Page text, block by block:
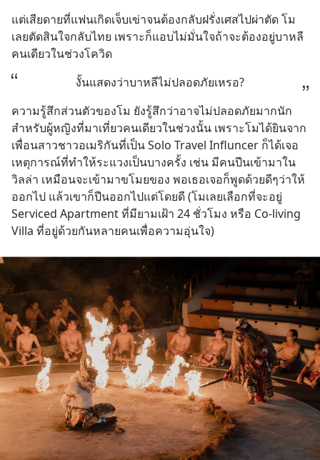
แต่เสียดายที่แฟนเกิดเจ็บเข่าจนต้องกลับฝรั่งเศสไปผ่าตัด โม
เลยตัดสินใจกลับไทย เพราะก็แอบไม่มั่นใจถ้าจะต้องอยู่บาหลี
คนเดียวในช่วงโควิด
งั้นแสดงว่าบาหลีไม่ปลอดภัยเหรอ?
ความรู้สึกส่วนตัวของโม ยังรู้สึกว่าอาจไม่ปลอดภัยมากนัก
สำหรับผู้หญิงที่มาเที่ยวคนเดียวในช่วงนั้น เพราะโมได้ยินจาก
เพื่อนสาวชาวอเมริกันที่เป็น Solo Travel Influncer ก็ได้เจอ
เหตุการณ์ที่ทำให้ระแวงเป็นบางครั้ง เช่น มีคนปีนเข้ามาใน
วิลล่า เหมือนจะเข้ามาขโมยของ พอเธอเจอก็พูดด้วยดีๆว่าให้
ออกไป แล้วเขาก็ปีนออกไปแต่โดยดี (โมเลยเลือกที่จะอยู่
Serviced Apartment ที่มียามเฝ้า 24 ชั่วโมง หรือ Co-living
Villa ที่อยู่ด้วยกันหลายคนเพื่อความอุ่นใจ)